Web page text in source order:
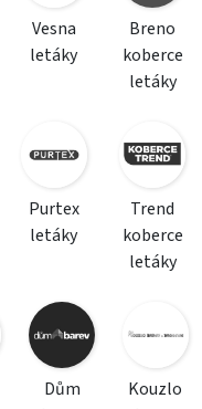
Vesna
letáky
Breno
koberce
letáky
Purtex
letáky
Trend
koberce
letáky
Dům
Kouzlo